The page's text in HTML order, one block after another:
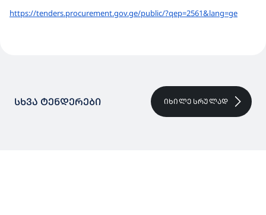
https://tenders.procurement.gov.ge/public/?qep=2561&lang=ge
ᲡᲮᲕᲐ ᲢᲔᲜᲓᲔᲠᲔᲑᲘ ᲘᲮᲘᲚᲔ ᲡᲠᲣᲚᲐᲓ